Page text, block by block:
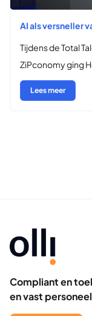
AI als versneller
Tijdens de Total
ZiPconomy ging
Development
Bouwland over
Lees meer
Compliant en
en vast personeel